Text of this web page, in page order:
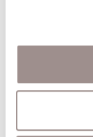
19/09/
Città